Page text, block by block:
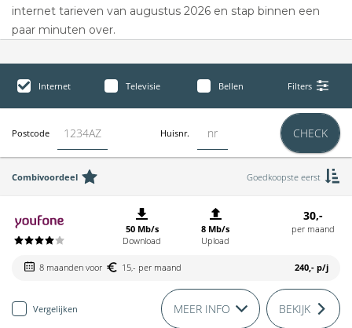
internet tarieven van augustus 2026 en stap binnen een
paar minuten over.
Internet Televisie Bellen Filters
Postcode Huisnr. CHECK
Combivoordeel Goedkoopste eerst
50 Mb/s
Download
8 Mb/s
Upload
30,-
per maand
8 maanden voor 15,- per maand 240,- p/j
Vergelijken MEER INFO BEKIJK